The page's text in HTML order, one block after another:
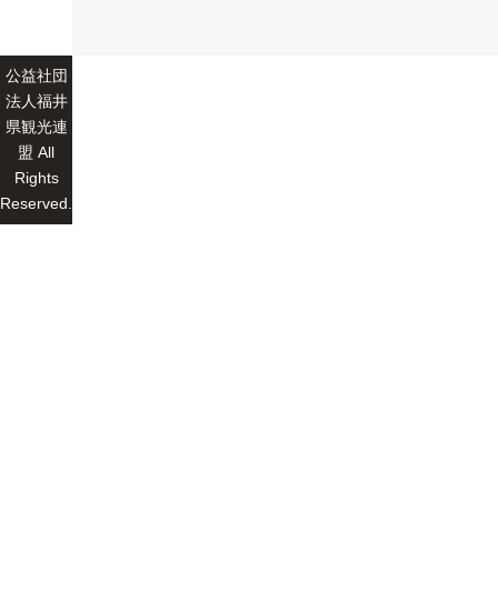
公益社団
法人福井
県観光連
盟 All
Rights
Reserved.